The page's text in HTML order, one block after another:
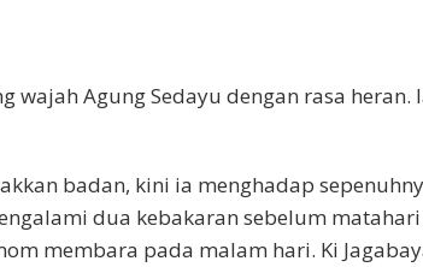
wajah Agung Sedayu dengan rasa
badan, kini ia menghadap
dua kebakaran sebelum
membara pada malam hari. Ki